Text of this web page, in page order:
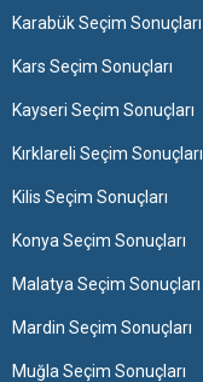
Karabük Seçim Sonuçları
Kars Seçim Sonuçları
Kayseri Seçim Sonuçları
Kırklareli Seçim Sonuçları
Kilis Seçim Sonuçları
Konya Seçim Sonuçları
Malatya Seçim Sonuçları
Mardin Seçim Sonuçları
Muğla Seçim Sonuçları